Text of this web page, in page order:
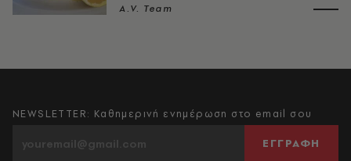
A.V. Team
NEWSLETTER: Καθημερινή ενημέρωση στο email σου
ΕΓΓΡΑΦΗ